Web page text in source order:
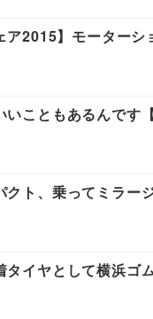
ア2015】モーター
こともあるんです
クト、乗ってミラー
タイヤとして横浜